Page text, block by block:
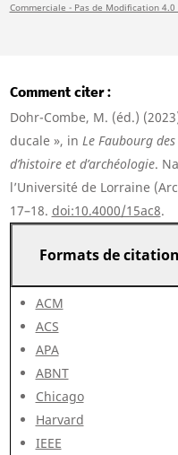
Commerciale - Pas de Modification
Comment citer
Dohr-Combe, M. (éd.)
ducale », in Le Faubourg
d’histoire et d’archéologie.
l’Université de Lorraine
17–18. doi:10.4000/15ac8.
Formats de
ACM
ACS
APA
ABNT
Chicago
Harvard
IEEE